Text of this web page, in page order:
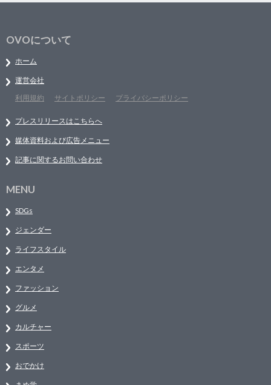
OVOについて
ホーム
運営会社
利用規約
サイトポリシー プライバシーポリシー
プレスリリースはこちらへ
媒体資料および広告メニュー
記事に関するお問い合わせ
MENU
SDGs
ジェンダー
ライフスタイル
エンタメ
ファッション
グルメ
カルチャー
スポーツ
おでかけ